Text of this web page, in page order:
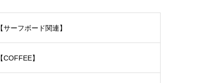
【サーフボード関連】
【COFFEE】